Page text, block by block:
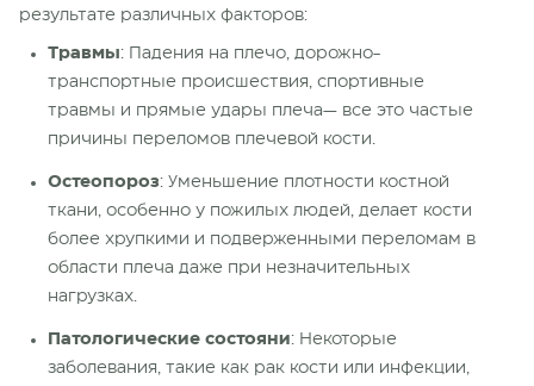
результате различных факторов:
Травмы: Падения на плечо, дорожно-
транспортные происшествия, спортивные
травмы и прямые удары плеча— все это частые
причины переломов плечевой кости.
Остеопороз: Уменьшение плотности костной
ткани, особенно у пожилых людей, делает кости
более хрупкими и подверженными переломам в
области плеча даже при незначительных
нагрузках.
Патологические состояни: Некоторые
заболевания, такие как рак кости или инфекции,